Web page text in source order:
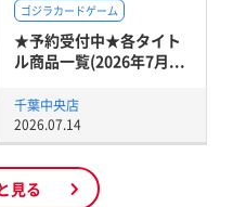
ゴジラカードゲーム
★予約受付中★各タイト
ル商品一覧(2026年7月...
千葉中央店
2026.07.14
見る